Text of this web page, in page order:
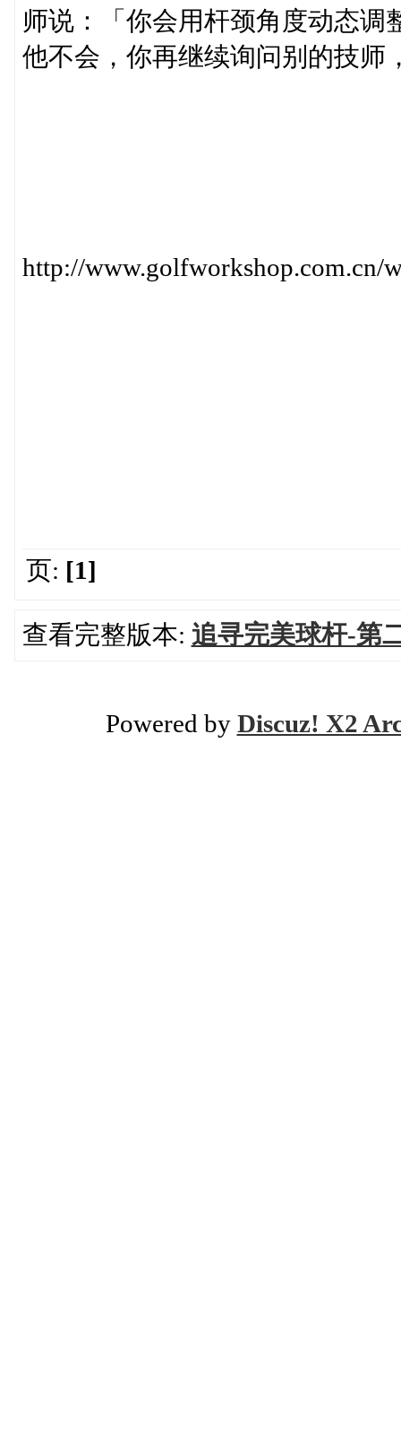
师说：「你会用杆颈角度动态调
他不会，你再继续询问别的技师
http://www.golfworkshop.com.cn/
页: [1]
查看完整版本: 追寻完美球杆-第
Powered by Discuz! X2